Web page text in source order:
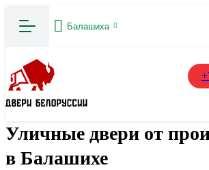
Балашиха
Уличные двери от
в Балашихе